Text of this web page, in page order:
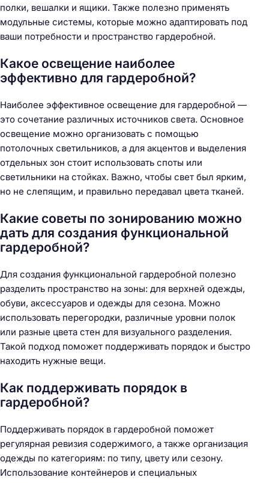
полки, вешалки и ящики. Также полезно применять
модульные системы, которые можно адаптировать под
ваши потребности и пространство гардеробной.
Какое освещение наиболее
эффективно для гардеробной?
Наиболее эффективное освещение для гардеробной —
это сочетание различных источников света. Основное
освещение можно организовать с помощью
потолочных светильников, а для акцентов и выделения
отдельных зон стоит использовать споты или
светильники на стойках. Важно, чтобы свет был ярким,
но не слепящим, и правильно передавал цвета тканей.
Какие советы по зонированию можно
дать для создания функциональной
гардеробной?
Для создания функциональной гардеробной полезно
разделить пространство на зоны: для верхней одежды,
обуви, аксессуаров и одежды для сезона. Можно
использовать перегородки, различные уровни полок
или разные цвета стен для визуального разделения.
Такой подход поможет поддерживать порядок и быстро
находить нужные вещи.
Как поддерживать порядок в
гардеробной?
Поддерживать порядок в гардеробной поможет
регулярная ревизия содержимого, а также организация
одежды по категориям: по типу, цвету или сезону.
Использование контейнеров и специальных